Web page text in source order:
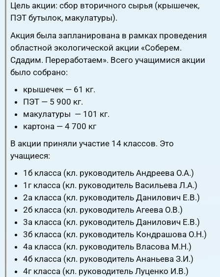
Цель акции: сбор вторичного сырья (крышечек,
ПЭТ бутылок, макулатуры).
Акция была запланирована в рамках проведения
областной экологической акции «Соберем.
Сдадим. Переработаем». Всего учащимися акции
было собрано:
крышечек — 61 кг.
ПЭТ — 5 900 кг.
макулатуры — 101 кг.
картона — 4 700 кг
В акции приняли участие 14 классов. Это
учащиеся:
1б класса (кл. руководитель Андреева О.А.)
1г класса (кл. руководитель Васильева Л.А.)
2а класса (кл. руководитель Данилович Е.В.)
2б класса (кл. руководитель Агеева О.В.)
3а класса (кл. руководитель Данилович Е.В.)
3б класса (кл. руководитель Кондрашова О.Н.)
4а класса (кл. руководитель Власова М.Н.)
4б класса (кл. руководитель Ананьева З.И.)
4г класса (кл. руководитель Луценко И.В.)